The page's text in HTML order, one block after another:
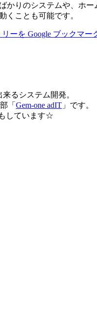
ばかりのシステムや、ホ
くことも可能です。
るシステム開発。
「 Gem-one adIT 」です。
しています☆